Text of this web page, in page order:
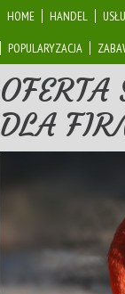
HOME HANDEL
POPULARYZACJA
DLA